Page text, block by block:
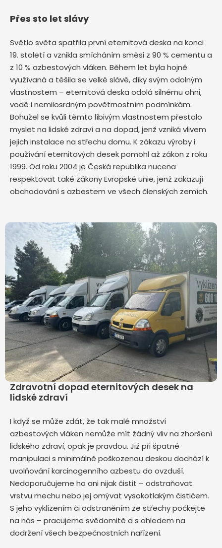
Přes sto let slávy
Světlo světa spatřila první eternitová deska na konci
19. století a vznikla smícháním směsi z 90 % cementu a
z 10 % azbestových vláken. Během let byla hojně
využívaná a těšila se velké slávě, díky svým odolným
vlastnostem – eternitová deska odolá silnému ohni,
vodě i nemilosrdným povětrnostním podmínkám.
Bohužel se kvůli těmto líbivým vlastnostem přestalo
myslet na lidské zdraví a na dopad, jenž vzniká vlivem
jejich instalace na střechu domu. K zákazu výroby i
používání eternitových desek pomohl až zákon z roku
1999. Od roku 2004 je Česká republika nucena
respektovat také zákony Evropské unie, jenž zakazují
obchodování s azbestem ve všech členských zemích.
Zdravotní dopad eternitových desek na
lidské zdraví
I když se může zdát, že tak malé množství
azbestových vláken nemůže mít žádný vliv na zhoršení
lidského zdraví, opak je pravdou. Již při špatné
manipulaci s minimálně poškozenou deskou dochází k
uvolňování karcinogenního azbestu do ovzduší.
Nedoporučujeme ho ani nijak čistit – odstraňovat
vrstvu mechu nebo jej omývat vysokotlakým čističem.
S jeho vyklízením či odstraněním ze střechy počkejte
na nás – pracujeme svědomitě a s ohledem na
dodržení všech bezpečnostních nařízení.